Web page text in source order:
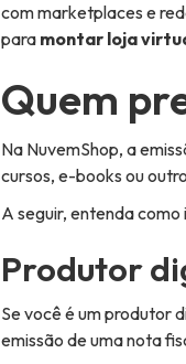
com marketplaces e
para montar loja
Quem
Na NuvemShop, a
cursos, e-books ou
A seguir, entenda
Produtor
Se você é um produtor
emissão de uma nota